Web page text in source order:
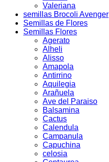
Valeriana
semillas Brocoli Avenger
Semillas de Flores
Semillas Flores
Agerato
Alheli
Alisso
Amapola
Antirrino
Aquilegia
Arañuela
Ave del Paraiso
Balsamina
Cactus
Calendula
Campanula
Capuchina
celosia